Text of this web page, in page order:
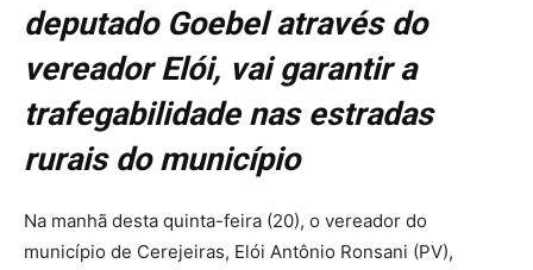
deputado Goebel através do
vereador Elói, vai garantir a
trafegabilidade nas estradas
rurais do município
Na manhã desta quinta-feira (20), o vereador do
município de Cerejeiras, Elói Antônio Ronsani (PV),